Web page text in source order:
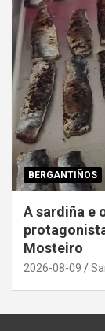
BERGANTIÑOS
A sardiña e
Mosteiro
2026-08-09